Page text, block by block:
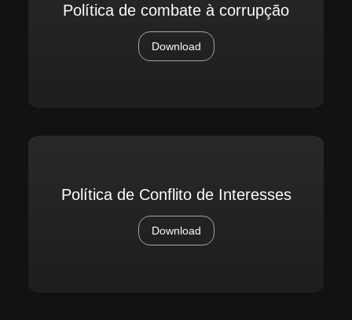
Política de combate à corrupção
Download
Política de Conflito de Interesses
Download